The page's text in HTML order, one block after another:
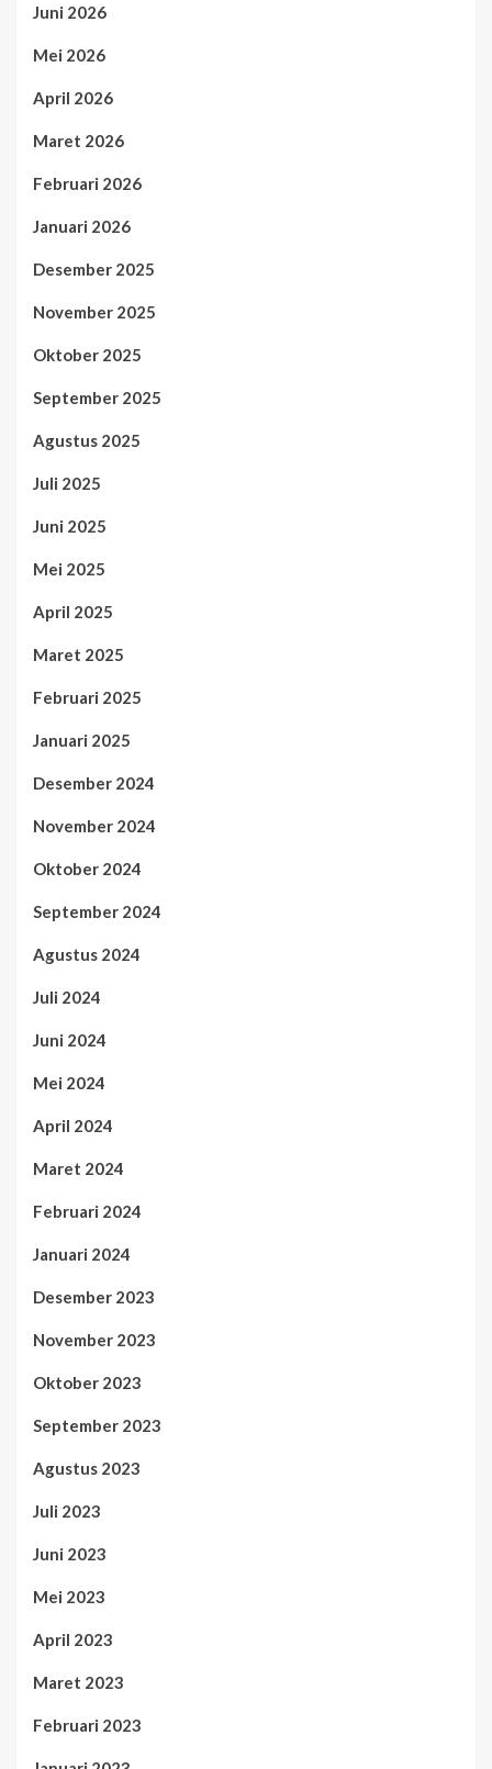
Juni 2026
Mei 2026
April 2026
Maret 2026
Februari 2026
Januari 2026
Desember 2025
November 2025
Oktober 2025
September 2025
Agustus 2025
Juli 2025
Juni 2025
Mei 2025
April 2025
Maret 2025
Februari 2025
Januari 2025
Desember 2024
November 2024
Oktober 2024
September 2024
Agustus 2024
Juli 2024
Juni 2024
Mei 2024
April 2024
Maret 2024
Februari 2024
Januari 2024
Desember 2023
November 2023
Oktober 2023
September 2023
Agustus 2023
Juli 2023
Juni 2023
Mei 2023
April 2023
Maret 2023
Februari 2023